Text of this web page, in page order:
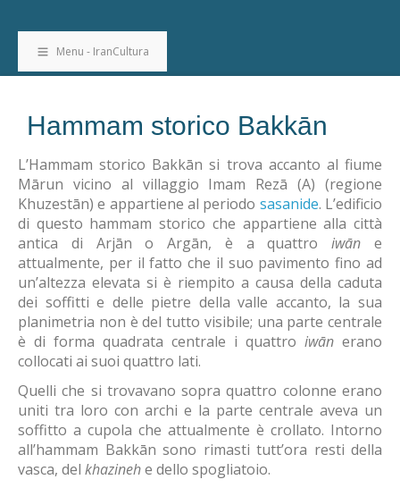
Menu - IranCultura
Hammam storico Bakkān
L’Hammam storico Bakkān si trova accanto al fiume
Mārun vicino al villaggio Imam Rezā (A) (regione
Khuzestān) e appartiene al periodo sasanide. L’edificio
di questo hammam storico che appartiene alla città
antica di Arjān o Argān, è a quattroiwān e
attualmente, per il fatto che il suo pavimento fino ad
un’altezza elevata si è riempito a causa della caduta
dei soffitti e delle pietre della valle accanto, la sua
planimetria non è del tutto visibile; una parte centrale
è di forma quadrata centrale i quattro iwān erano
collocati ai suoi quattro lati.
Quelli che si trovavano sopra quattro colonne erano
uniti tra loro con archi e la parte centrale aveva un
soffitto a cupola che attualmente è crollato. Intorno
all’hammam Bakkān sono rimasti tutt’ora resti della
vasca, del khazinehe dello spogliatoio.